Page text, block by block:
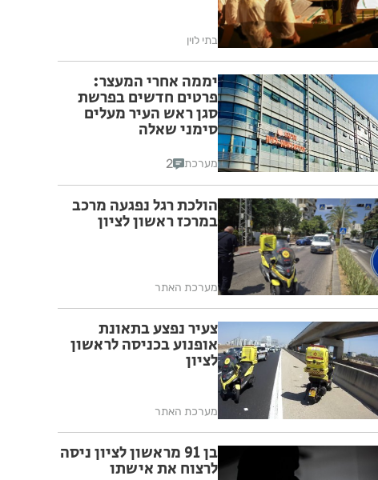
בתי לוין
יממה אחרי המעצר:
פרטים חדשים בפרשת
סגן ראש העיר מעלים
סימני שאלה
מערכת 2
הולכת רגל נפגעה מרכב
במרכז ראשון לציון
מערכת האתר
צעיר נפצע בתאונת
אופנוע בכניסה לראשון
לציון
מערכת האתר
בן 91 מראשון לציון ניסה
לרצוח את אישתו